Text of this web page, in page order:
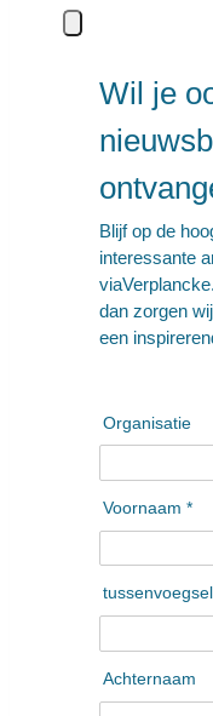
Wil je
Blijf op de
interessante
dan zorgen
een
Organisatie
Voornaam *
tussenvoegsel
Achternaam